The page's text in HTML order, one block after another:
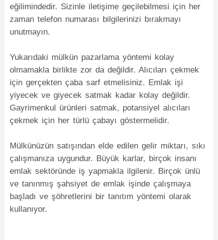
eğilimindedir. Sizinle iletişime geçilebilmesi için her
zaman telefon numarası bilgilerinizi bırakmayı
unutmayın.
Yukarıdaki mülkün pazarlama yöntemi kolay
olmamakla birlikte zor da değildir. Alıcıları çekmek
için gerçekten çaba sarf etmelisiniz. Emlak işi
yiyecek ve giyecek satmak kadar kolay değildir.
Gayrimenkul ürünleri satmak, potansiyel alıcıları
çekmek için her türlü çabayı göstermelidir.
Mülkünüzün satışından elde edilen gelir miktarı, sıkı
çalışmanıza uygundur. Büyük karlar, birçok insanı
emlak sektöründe iş yapmakla ilgilenir. Birçok ünlü
ve tanınmış şahsiyet de emlak işinde çalışmaya
başladı ve şöhretlerini bir tanıtım yöntemi olarak
kullanıyor.